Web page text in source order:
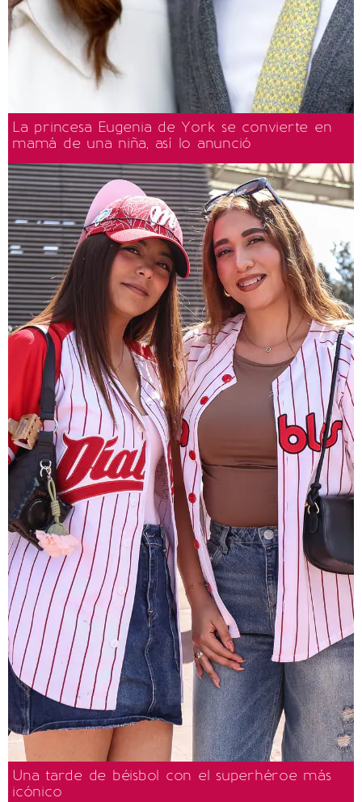
La princesa Eugenia de York se convierte en
mamá de una niña, así lo anunció
Una tarde de béisbol con el superhéroe más
icónico